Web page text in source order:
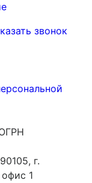
звонок
г.
1